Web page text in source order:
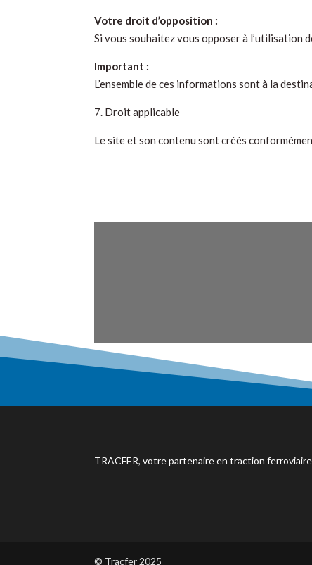
Votre droit d’opposition :
Si vous souhaitez vous opposer à l’utilisation
Important :
L’ensemble de ces informations sont à la
7. Droit applicable
Le site et son contenu sont créés
TRACFER, votre partenaire en traction
© Tracfer 2025